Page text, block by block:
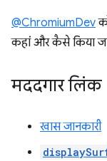
@ChromiumDev
कहां और कैसे किया जा
मददगार लिंक
खास जानकारी